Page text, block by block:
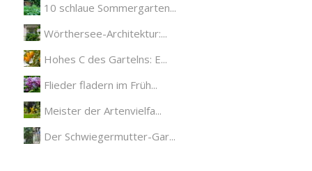
10 schlaue Sommergarten...
Wörthersee-Architektur:...
Hohes C des Gartelns: E...
Flieder fladern im Früh...
Meister der Artenvielfa...
Der Schwiegermutter-Gar...